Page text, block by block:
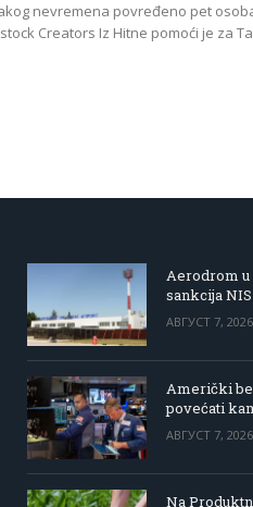
nevremena povređeno pet
Creators Iz Hitne pomoći je za
Aerodrom u
sankcija
АВГУСТ 7, 2026
Američki
povećati
АВГУСТ 7, 2026
Na